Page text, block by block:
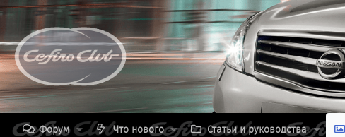
Форум Что нового Статьи и руководства